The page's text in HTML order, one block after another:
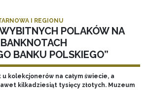
I REGIONU
POLAKÓW NA
BANKU POLSKIEGO”
kolekcjonerów na całym świecie, a
kilkadziesiąt tysięcy złotych. Muzeum